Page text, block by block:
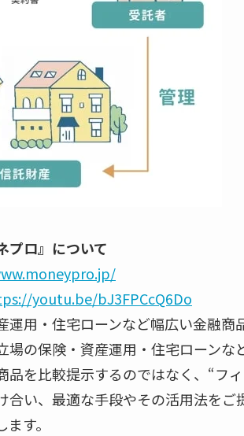
プロ』について
youtu.be/bJ3FPCcQ6Do
運用・住宅ローンなど幅広い金融商
場の保険・資産運用・住宅ローンな
品を比較提示するのではなく、“フ
合い、最適な手段やその活用法をご
す。